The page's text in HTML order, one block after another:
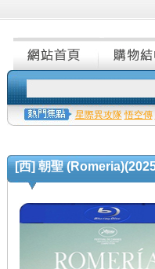
星際異攻隊 悟空傳
[西] 朝聖